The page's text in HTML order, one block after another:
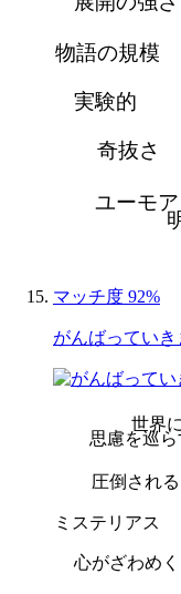
ユーモア
奇抜さ
実験的
物語の規模
マッチ度 92%
がんばってい
心がざわめく
ミステリアス
圧倒される
思慮を巡ら
世界